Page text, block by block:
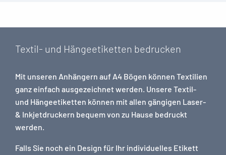
Textil- und Hängeetiketten bedrucken
Mit unseren Anhängern auf A4 Bögen können Textilien
ganz einfach ausgezeichnet werden. Unsere Textil-
und Hängeetiketten können mit allen gängigen Laser-
& Inkjetdruckern bequem von zu Hause bedruckt
werden.
Falls Sie noch ein Design für Ihr individuelles Etikett